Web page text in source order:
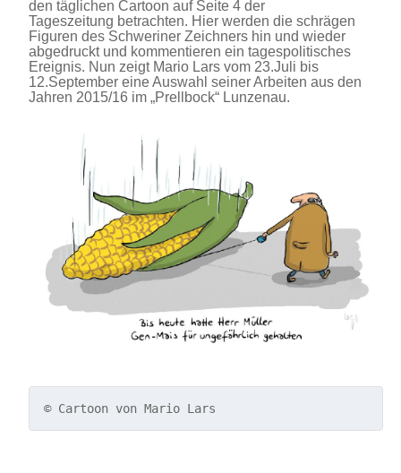
den täglichen Cartoon auf Seite 4 der
Tageszeitung betrachten. Hier werden die schrägen
Figuren des Schweriner Zeichners hin und wieder
abgedruckt und kommentieren ein tagespolitisches
Ereignis. Nun zeigt Mario Lars vom 23.Juli bis
12.September eine Auswahl seiner Arbeiten aus den
Jahren 2015/16 im „Prellbock“ Lunzenau.
© Cartoon von Mario Lars